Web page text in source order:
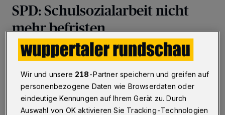
SPD: Schulsozialarbeit nicht
mehr befristen
Wuppertal ·Die Wuppertaler SPD fordert, die Verträge
für die Schulsozialarbeit nicht mehr zu befristen. Das
sieht auch ein Resolutionsantrag vor, den CDU und
FDP unterstützen.
Wir und unsere 218-Partner speichern und greifen auf
personenbezogene Daten wie Browserdaten oder
eindeutige Kennungen auf Ihrem Gerät zu. Durch
Auswahl von OK aktivieren Sie Tracking-Technologien